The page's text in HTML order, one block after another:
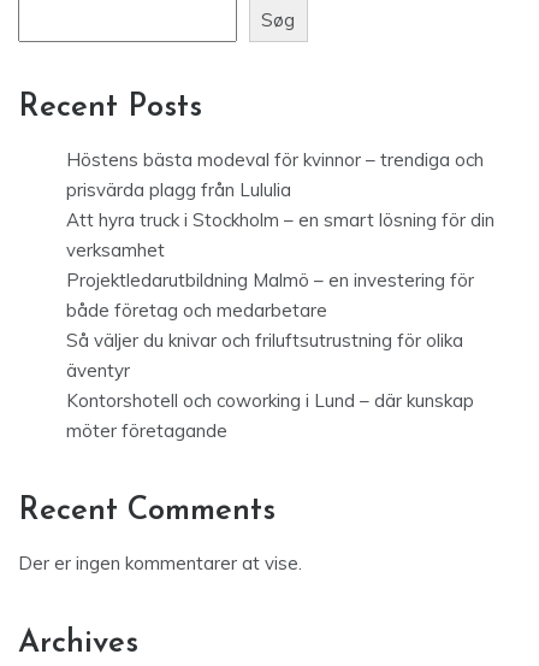
Søg
Recent Posts
Höstens bästa modeval för kvinnor – trendiga och
prisvärda plagg från Lululia
Att hyra truck i Stockholm – en smart lösning för din
verksamhet
Projektledarutbildning Malmö – en investering för
både företag och medarbetare
Så väljer du knivar och friluftsutrustning för olika
äventyr
Kontorshotell och coworking i Lund – där kunskap
möter företagande
Recent Comments
Der er ingen kommentarer at vise.
Archives